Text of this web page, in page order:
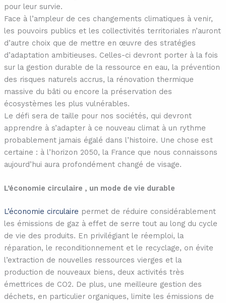
pour leur survie.
Face à l’ampleur de ces changements climatiques à venir,
les pouvoirs publics et les collectivités territoriales n’auront
d’autre choix que de mettre en œuvre des stratégies
d’adaptation ambitieuses. Celles-ci devront porter à la fois
sur la gestion durable de la ressource en eau, la prévention
des risques naturels accrus, la rénovation thermique
massive du bâti ou encore la préservation des
écosystèmes les plus vulnérables.
Le défi sera de taille pour nos sociétés, qui devront
apprendre à s’adapter à ce nouveau climat à un rythme
probablement jamais égalé dans l’histoire. Une chose est
certaine : à l’horizon 2050, la France que nous connaissons
aujourd’hui aura profondément changé de visage.
L’économie circulaire , un mode de vie durable
L’économie circulaire permet de réduire considérablement
les émissions de gaz à effet de serre tout au long du cycle
de vie des produits. En privilégiant le réemploi, la
réparation, le reconditionnement et le recyclage, on évite
l’extraction de nouvelles ressources vierges et la
production de nouveaux biens, deux activités très
émettrices de CO2. De plus, une meilleure gestion des
déchets, en particulier organiques, limite les émissions de